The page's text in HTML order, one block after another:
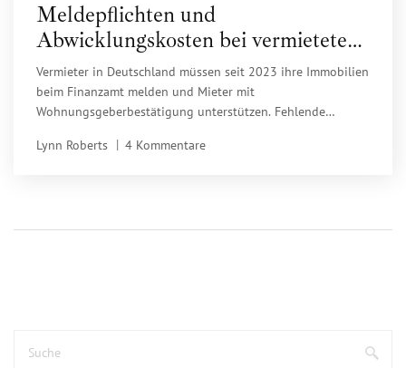
Meldepflichten und
Abwicklungskosten bei vermieteten
Immobilien in Deutschland: Was Sie
2025 wissen müssen
Vermieter in Deutschland müssen seit 2023 ihre Immobilien
beim Finanzamt melden und Mieter mit
Wohnungsgeberbestätigung unterstützen. Fehlende
Hier erfahren Sie, was Sie 2025 wissen müssen.
Lynn Roberts 4 Kommentare